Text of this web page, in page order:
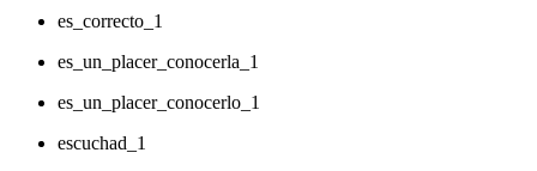
es_correcto_1
es_un_placer_conocerla_1
es_un_placer_conocerlo_1
escuchad_1